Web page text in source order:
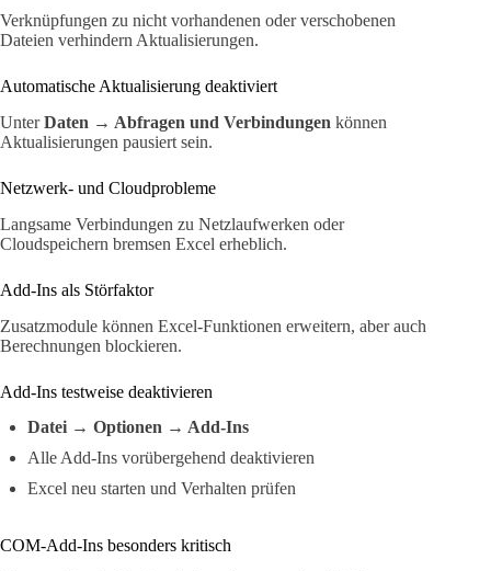
Verknüpfungen zu nicht vorhandenen oder verschobenen
Dateien verhindern Aktualisierungen.
Automatische Aktualisierung deaktiviert
UnterDaten → Abfragen und Verbindungen können
Aktualisierungen pausiert sein.
Netzwerk- und Cloudprobleme
Langsame Verbindungen zu Netzlaufwerken oder
Cloudspeichern bremsen Excel erheblich.
Add-Ins als Störfaktor
Zusatzmodule können Excel-Funktionen erweitern, aber auch
Berechnungen blockieren.
Add-Ins testweise deaktivieren
Datei → Optionen → Add-Ins
Alle Add-Ins vorübergehend deaktivieren
Excel neu starten und Verhalten prüfen
COM-Add-Ins besonders kritisch